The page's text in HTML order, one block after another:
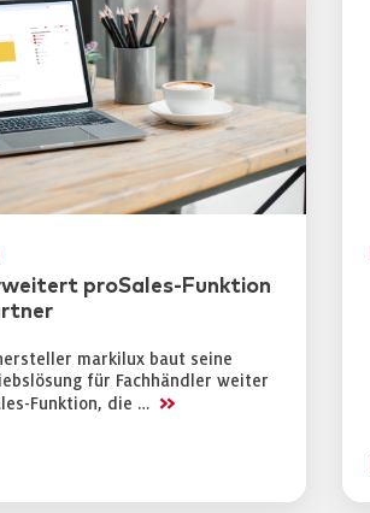
proSales-Funktion
markilux baut seine
für Fachhändler weiter
Funktion, die … >>